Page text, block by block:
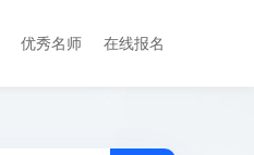
优秀名师 在线报名